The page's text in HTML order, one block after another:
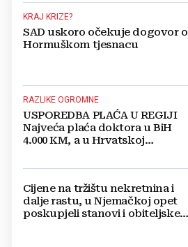
KRAJ KRIZE?
SAD uskoro očekuje dogovor o
Hormuškom tjesnacu
RAZLIKE OGROMNE
USPOREDBA PLAĆA U REGIJI
Najveća plaća doktora u BiH
4.000 KM, a u Hrvatskoj
Cijene na tržištu nekretnina i
dalje rastu, u Njemačkoj opet
poskupjeli stanovi i obiteljske